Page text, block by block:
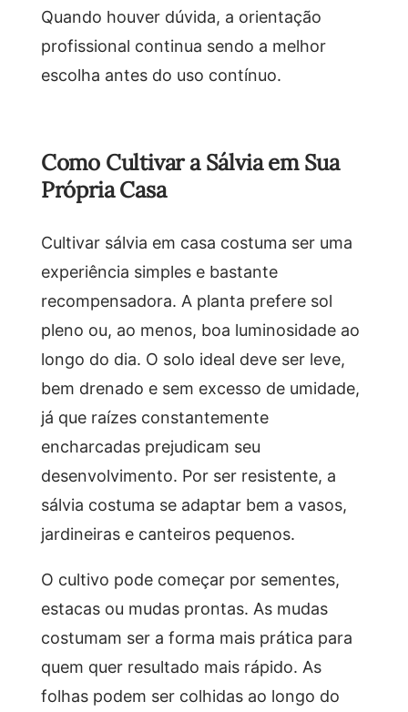
Quando houver dúvida, a orientação
profissional continua sendo a melhor
escolha antes do uso contínuo.
Como Cultivar a Sálvia em Sua
Própria Casa
Cultivar sálvia em casa costuma ser uma
experiência simples e bastante
recompensadora. A planta prefere sol
pleno ou, ao menos, boa luminosidade ao
longo do dia. O solo ideal deve ser leve,
bem drenado e sem excesso de umidade,
já que raízes constantemente
encharcadas prejudicam seu
desenvolvimento. Por ser resistente, a
sálvia costuma se adaptar bem a vasos,
jardineiras e canteiros pequenos.
O cultivo pode começar por sementes,
estacas ou mudas prontas. As mudas
costumam ser a forma mais prática para
quem quer resultado mais rápido. As
folhas podem ser colhidas ao longo do